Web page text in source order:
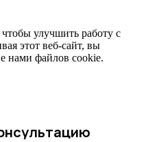
улучшить работу с
этот веб-сайт, вы
нами файлов cookie.